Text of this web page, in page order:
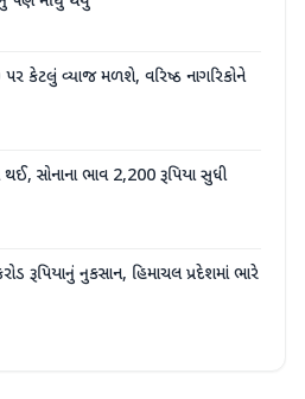
પર કેટલું વ્યાજ મળશે, વરિષ્ઠ નાગરિકોને
થઈ, સોનાના ભાવ 2,200 રૂપિયા સુધી
રૂપિયાનું નુકસાન, હિમાચલ પ્રદેશમાં ભારે